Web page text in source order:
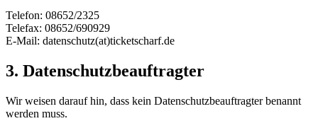
Telefon: 08652/2325
Telefax: 08652/690929
E-Mail: datenschutz(at)ticketscharf.de
3. Datenschutzbeauftragter
Wir weisen darauf hin, dass kein Datenschutzbeauftragter benannt
werden muss.